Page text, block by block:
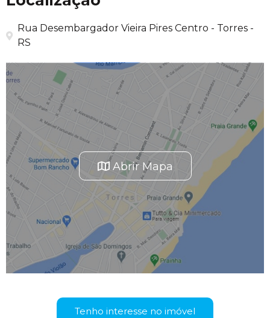
Rua Desembargador Vieira Pires Centro - Torres -
RS
Abrir Mapa
Tenho interesse no imóvel